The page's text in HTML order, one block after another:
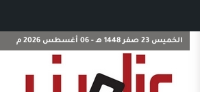
الخميس 23 صفر 1448 هـ - 06 أغسطس 2026 م